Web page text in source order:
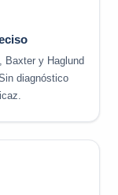
Baxter y Haglund
diagnóstico